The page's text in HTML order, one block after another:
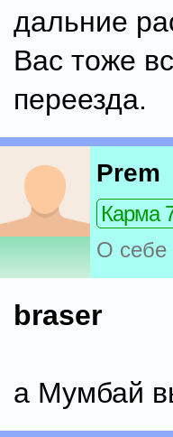
дальние
Вас тоже
переезда.
Prem
Карма
О себе
braser
а Мумбай